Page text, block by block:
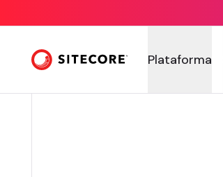
Plataforma